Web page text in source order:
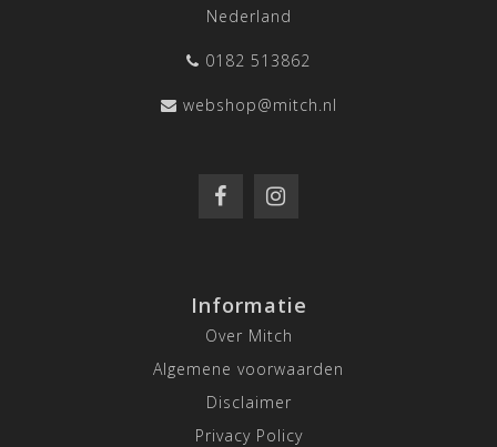
Nederland
0182 513862
webshop@mitch.nl
Informatie
Over Mitch
Algemene voorwaarden
Disclaimer
Privacy Policy